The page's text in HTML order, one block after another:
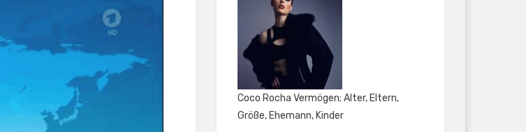
Coco Rocha Vermögen; Alter, Eltern,
Größe, Ehemann, Kinder